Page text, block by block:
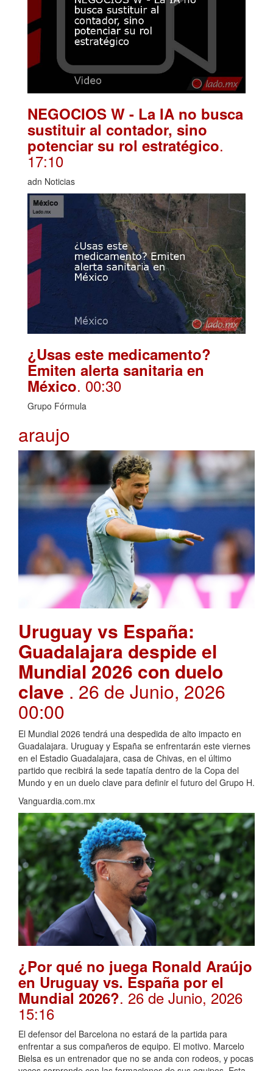
NEGOCIOS W - La IA no busca
sustituir al contador, sino
potenciar su rol estratégico.
17:10
adn Noticias
¿Usas este medicamento?
Emiten alerta sanitaria en
México. 00:30
Grupo Fórmula
araujo
Uruguay vs España:
Guadalajara despide el
Mundial 2026 con duelo
clave . 26 de Junio, 2026
00:00
El Mundial 2026 tendrá una despedida de alto impacto en
Guadalajara. Uruguay y España se enfrentarán este viernes
en el Estadio Guadalajara, casa de Chivas, en el último
partido que recibirá la sede tapatía dentro de la Copa del
Mundo y en un duelo clave para definir el futuro del Grupo H.
Vanguardia.com.mx
¿Por qué no juega Ronald Araújo
en Uruguay vs. España por el
Mundial 2026?. 26 de Junio, 2026
15:16
El defensor del Barcelona no estará de la partida para
enfrentar a sus compañeros de equipo. El motivo. Marcelo
Bielsa es un entrenador que no se anda con rodeos, y pocas